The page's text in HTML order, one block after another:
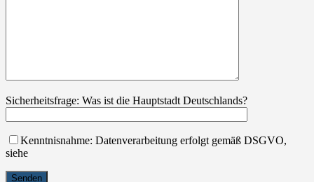
Sicherheitsfrage: Was ist die Hauptstadt Deutschlands?
Kenntnisnahme: Datenverarbeitung erfolgt gemäß DSGVO,
siehe